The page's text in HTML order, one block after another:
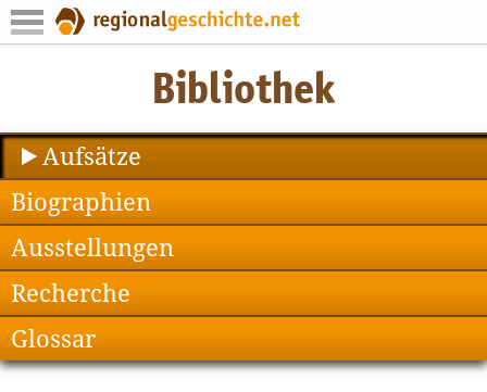
Aufsätze
Biographien
Ausstellungen
Recherche
Glossar